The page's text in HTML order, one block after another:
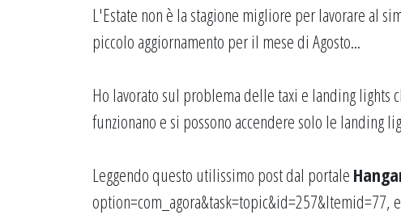
L'Estate non è la stagione migliore per lavorare al
piccolo aggiornamento per il mese di Agosto...
Ho lavorato sul problema delle taxi e landing lights
funzionano e si possono accendere solo le landing
Leggendo questo utilissimo post dal portale
option=com_agora&task=topic&id=257&Itemid=77,